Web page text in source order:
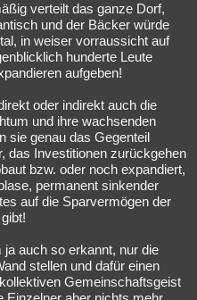
verteilt das ganze Dorf,
und der Bäcker würde
in weiser vorraussicht auf
hunderte Leute
aufgeben!
oder indirekt auch die
und ihre wachsenden
sie genau das Gegenteil
das Investitionen zurückgehen
bzw. oder noch expandiert,
permanent sinkender
auf die Sparvermögen der
auch so erkannt, nur die
stellen und dafür einen
Gemeinschaftsgeist